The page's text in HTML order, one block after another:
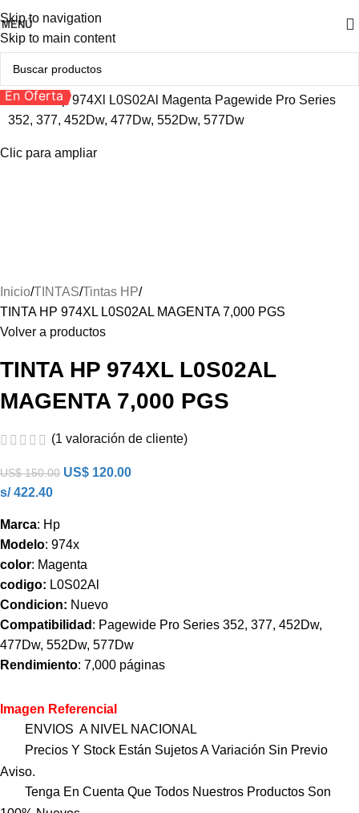
Skip to navigation
Skip to main content
MENÚ
En Oferta
Clic para ampliar
Inicio TINTAS Tintas HP
TINTA HP 974XL L0S02AL MAGENTA 7,000 PGS
Volver a productos
TINTA HP 974XL L0S02AL
MAGENTA 7,000 PGS
(1 valoración de cliente)
US$150.00 US$ 120.00
s/ 422.40
Marca: Hp
Modelo: 974x
color: Magenta
codigo: L0S02Al
Condicion: Nuevo
Compatibilidad : Pagewide Pro Series 352, 377, 452Dw,
477Dw, 552Dw, 577Dw
Rendimiento: 7,000 páginas
Imagen Referencial
ENVIOS A NIVEL NACIONAL
Precios Y Stock Están Sujetos A Variación Sin Previo
Aviso.
Tenga En Cuenta Que Todos Nuestros Productos Son